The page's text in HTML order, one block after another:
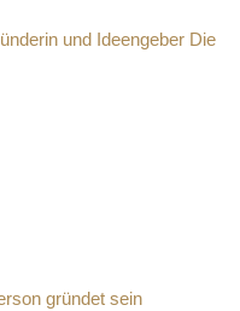
und Ideengeber Die
gründet sein